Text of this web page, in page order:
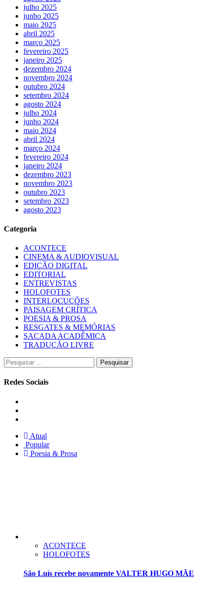
julho 2025
junho 2025
maio 2025
abril 2025
março 2025
fevereiro 2025
janeiro 2025
dezembro 2024
novembro 2024
outubro 2024
setembro 2024
agosto 2024
julho 2024
junho 2024
maio 2024
abril 2024
março 2024
fevereiro 2024
janeiro 2024
dezembro 2023
novembro 2023
outubro 2023
setembro 2023
agosto 2023
Categoria
ACONTECE
CINEMA & AUDIOVISUAL
EDIÇÃO DIGITAL
EDITORIAL
ENTREVISTAS
HOLOFOTES
INTERLOCUÇÕES
PAISAGEM CRÍTICA
POESIA & PROSA
RESGATES & MEMÓRIAS
SACADA ACADÊMICA
TRADUÇÃO LIVRE
Pesquisar
por:
Redes Sociais
Atual
Popular
Poesia & Prosa
ACONTECE
HOLOFOTES
São Luís recebe novamente VALTER HUGO MÃE